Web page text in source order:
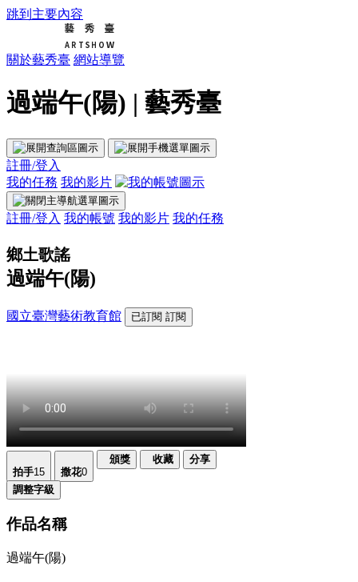
跳到主要內容
關於藝秀臺 網站導覽
過端午(陽) | 藝秀臺
註冊/登入
我的任務 我的影片
註冊/登入 我的帳號 我的影片 我的任務
鄉土歌謠
過端午(陽)
國立臺灣藝術教育館 已訂閱 訂閱
拍手15 撒花0
頒獎 收藏 分享
調整字級
作品名稱
過端午(陽)